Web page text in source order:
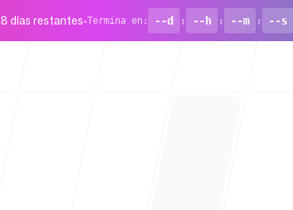
días restantes•Termina en : --d : --h : --m : --s